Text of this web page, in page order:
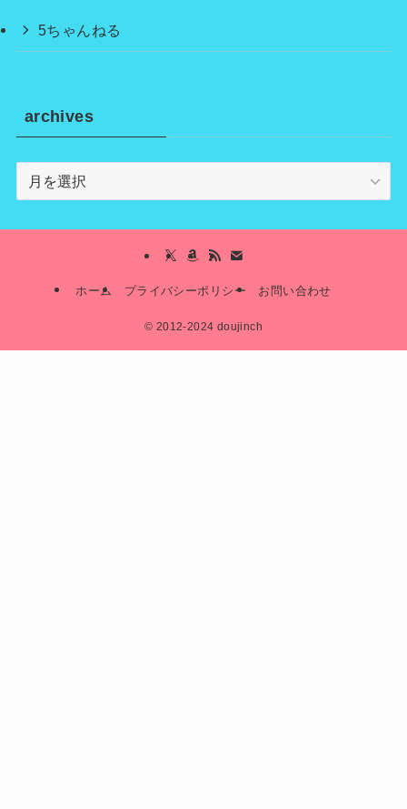
5ちゃんねる
archives
archives
ホーム プライバシーポリシー お問い合わせ
© 2012-2024 doujinch